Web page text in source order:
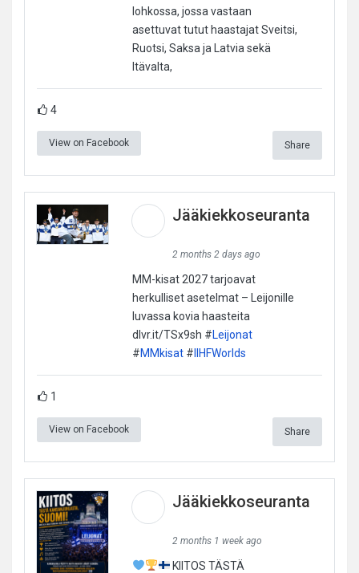
lohkossa, jossa vastaan
asettuvat tutut haastajat Sveitsi,
Ruotsi, Saksa ja Latvia sekä
Itävalta,
4
View on Facebook Share
Jääkiekkoseuranta
2 months 2 days ago
MM-kisat 2027 tarjoavat
herkulliset asetelmat – Leijonille
luvassa kovia haasteita
dlvr.it/TSx9sh #Leijonat
#MMkisat#IIHFWorlds
1
View on Facebook Share
Jääkiekkoseuranta
2 months 1 week ago
KIITOS TÄSTÄ